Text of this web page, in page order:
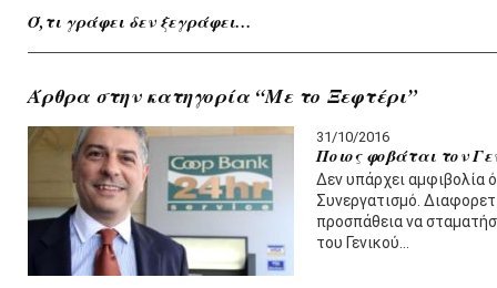
Ό,τι γράφει δεν ξεγράφει…
Άρθρα στην κατηγορία “Με το Ξεφτέρι”
31/10/2016
Ποιος φοβάται τον
Δεν υπάρχει αμφιβολία
Συνεργατισμό.
προσπάθεια να
του Γενικού…